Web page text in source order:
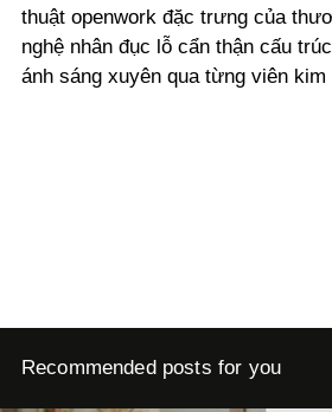
thuật openwork đặc trưng của
nghệ nhân đục lỗ cẩn thận cấu
ánh sáng xuyên qua từng viên
Recommended posts for you